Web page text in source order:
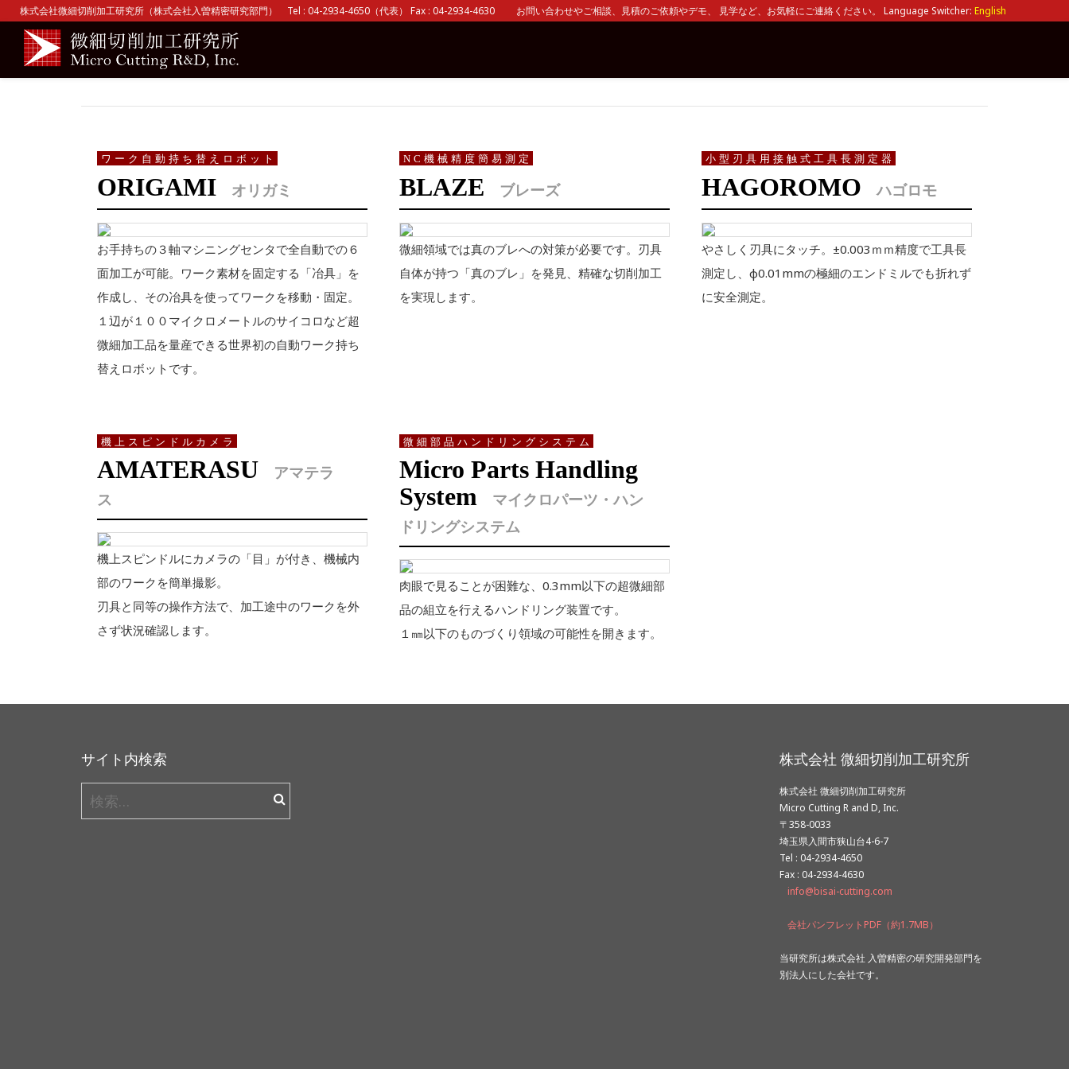
株式会社微細切削加工研究所（株式会社入曽精密研究部門） Tel : 04-2934-4650（代表） Fax : 04-2934-4630 お問い合わせやご相談、見積のご依頼やデモ、 見学など、お気軽にご連絡ください。 Language Switcher: English
ワーク自動持ち替えロボット
ORIGAMI オリガミ
お手持ちの３軸マシニングセンタで全自動での６
面加工が可能。ワーク素材を固定する「冶具」を
作成し、その冶具を使ってワークを移動・固定。
１辺が１００マイクロメートルのサイコロなど超
微細加工品を量産できる世界初の自動ワーク持ち
替えロボットです。
NC機械精度簡易測定
BLAZE ブレーズ
微細領域では真のブレへの対策が必要です。刃具
自体が持つ「真のブレ」を発見、精確な切削加工
を実現します。
小型刃具用接触式工具長測定器
HAGOROMO ハゴロモ
やさしく刃具にタッチ。±0.003ｍｍ精度で工具長
測定し、φ0.01mmの極細のエンドミルでも折れず
に安全測定。
機上スピンドルカメラ
AMATERASU
アマテラ
ス
機上スピンドルにカメラの「目」が付き、機械内
部のワークを簡単撮影。
刃具と同等の操作方法で、加工途中のワークを外
さず状況確認します。
微細部品ハンドリングシステム
Micro Parts Handling
System
マイクロパーツ・ハン
ドリングシステム
肉眼で見ることが困難な、0.3mm以下の超微細部
品の組立を行えるハンドリング装置です。
１㎜以下のものづくり領域の可能性を開きます。
サイト内検索
検
索:
株式会社 微細切削加工研究所
株式会社 微細切削加工研究所
Micro Cutting R and D, Inc.
〒358-0033
埼玉県入間市狭山台4-6-7
Tel : 04-2934-4650
Fax : 04-2934-4630
info@bisai-cutting.com
会社パンフレットPDF（約1.7MB）
当研究所は株式会社 入曽精密の研究開発部門を
別法人にした会社です。